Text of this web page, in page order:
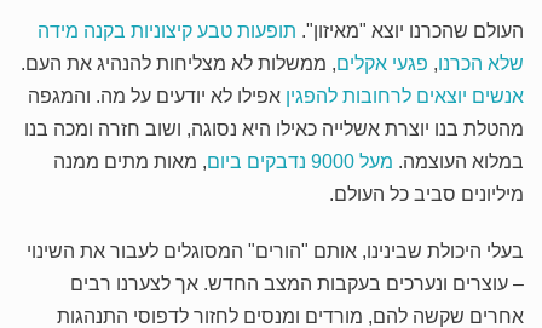
העולם שהכרנו יוצא "מאיזון". תופעות טבע קיצוניות בקנה מידה
שלא הכרנו, פגעי אקלים, ממשלות לא מצליחות להנהיג את העם.
אנשים יוצאים לרחובות להפגין אפילו לא יודעים על מה. והמגפה
מהטלת בנו יוצרת אשלייה כאילו היא נסוגה, ושוב חזרה ומכה בנו
במלוא העוצמה. מעל 9000 נדבקים ביום
, מאות מתים ממנה
מיליונים סביב כל העולם.
בעלי היכולת שבינינו, אותם "הורים" המסוגלים לעבור את השינוי
– עוצרים ונערכים בעקבות המצב החדש. אך לצערנו רבים
אחרים שקשה להם, מורדים ומנסים לחזור לדפוסי התנהגות